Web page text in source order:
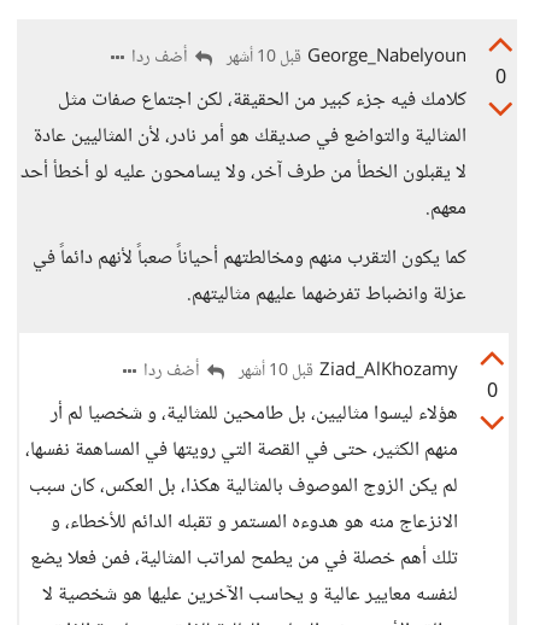
0
George_Nabelyoun قبل 10 أشهر أضف ردا
كلامك فيه جزء كبير من الحقيقة، لكن اجتماع صفات مثل
المثالية والتواضع في صديقك هو أمر نادر، لأن المثاليين عادة
لا يقبلون الخطأ من طرف آخر، ولا يسامحون عليه لو أخطأ أحد
معهم.
كما يكون التقرب منهم ومخالطتهم أحياناً صعباً لأنهم دائماً في
عزلة وانضباط تفرضهما عليهم مثاليتهم.
0
Ziad_AlKhozamy قبل 10 أشهر أضف ردا
هؤلاء ليسوا مثاليين، بل طامحين للمثالية، و شخصيا لم أر
منهم الكثير، حتى في القصة التي رويتها في المساهمة نفسها،
لم يكن الزوج الموصوف بالمثالية هكذا، بل العكس، كان سبب
الانزعاج منه هو هدوءه المستمر و تقبله الدائم للأخطاء، و
تلك أهم خصلة في من يطمح لمراتب المثالية، فمن فعلا يضع
لنفسه معايير عالية و يحاسب الآخرين عليها هو شخصية لا